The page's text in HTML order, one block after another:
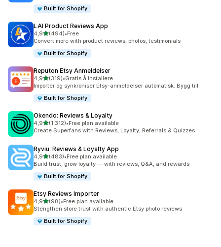
Built for Shopify
LAI Product Reviews App
4,9av 5 stjerner
(494)
Totalt 494 omtaler
•Free
Convert more with product reviews, photos, testimonials
Built for Shopify
Reputon Etsy Anmeldelser
4,9av 5 stjerner
(319)
Totalt 319 omtaler
•Gratis å installere
Importer og synkroniser Etsy-anmeldelser automatisk. Bygg till
Built for Shopify
Okendo: Reviews & Loyalty
4,9av 5 stjerner
(1 312)
Totalt 1312 omtaler
•Free plan available
Create Superfans with Reviews, Loyalty, Referrals & Quizzes
Ryviu: Reviews & Loyalty App
4,9av 5 stjerner
(483)
Totalt 483 omtaler
•Free plan available
Build trust, grow loyalty — with reviews, Q&A, and rewards
Built for Shopify
Etsy Reviews Importer
4,9av 5 stjerner
(98)
Totalt 98 omtaler
•Free plan available
Stengthen store trust with authentic Etsy photo reviews
Built for Shopify